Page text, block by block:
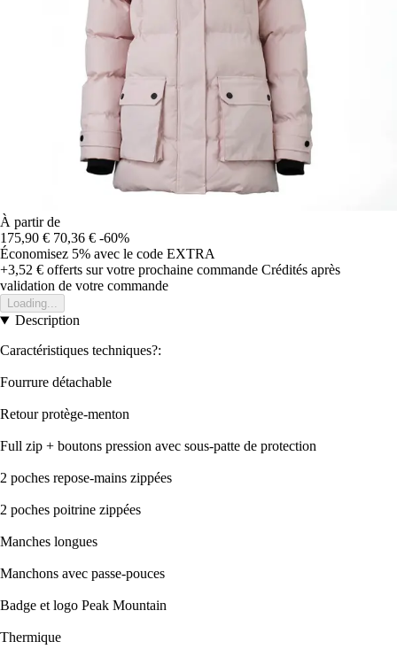
À partir de
175,90 € 70,36 € -60%
Économisez 5% avec le code EXTRA
+3,52 € offerts sur votre prochaine commande Crédités après
validation de votre commande
Loading...
Description
Caractéristiques techniques?:
Fourrure détachable
Retour protège-menton
Full zip + boutons pression avec sous-patte de protection
2 poches repose-mains zippées
2 poches poitrine zippées
Manches longues
Manchons avec passe-pouces
Badge et logo Peak Mountain
Thermique